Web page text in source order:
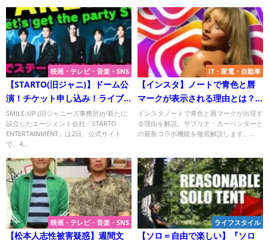
映画・テレビ・音楽・SNS
【STARTO(旧ジャニ)】ドーム公
演！チケット申し込み！ライブ
配信は？
SMILE-UP.(旧ジャニーズ事務所)が新たに
設立したエージェント会社「STARTO
ENTERTAINMENT」は2日、公式サイト
で、4...
IT・家電・自動車
【インスタ】ノートで青色と唇
マークが表示される理由とは？
サブリナ・カーペンターの曲
『ナンセンス』が関係する意外
な事実
インスタノートで青色と唇マークが出現す
る理由を解説。サブリナ・カーペンターと
の最新コラボ機能を徹底解説します。...
映画・テレビ・音楽・SNS
【松本人志性被害疑惑】週間文
ライフスタイル
【ソロ＝自由で楽しい】『ソロ